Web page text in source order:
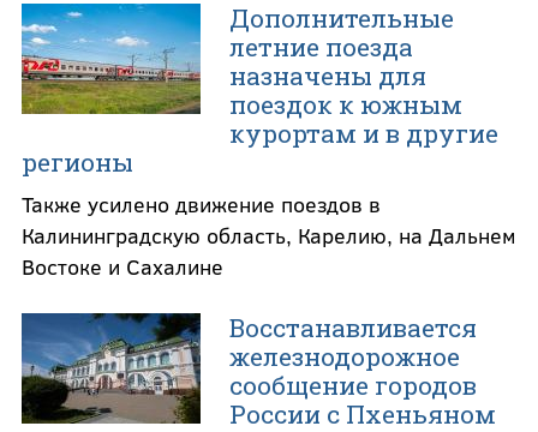
Дополнительные
летние поезда
назначены для
поездок к южным
курортам и в другие
регионы
Также усилено движение поездов в
Калининградскую область, Карелию, на Дальнем
Востоке и Сахалине
Восстанавливается
железнодорожное
сообщение городов
России с Пхеньяном